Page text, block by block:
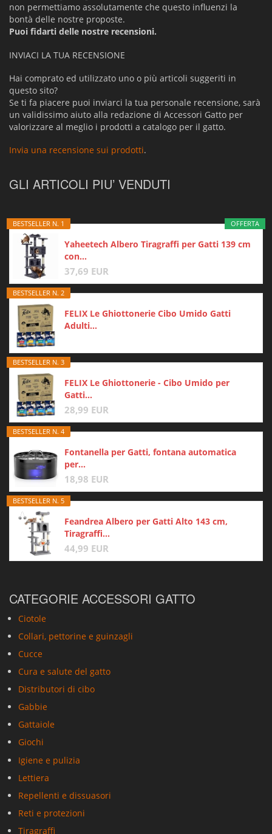
non permettiamo assolutamente che questo influenzi la
bontà delle nostre proposte.
Puoi fidarti delle nostre recensioni.
INVIACI LA TUA RECENSIONE
Hai comprato ed utilizzato uno o più articoli suggeriti in
questo sito?
Se ti fa piacere puoi inviarci la tua personale recensione, sarà
un validissimo aiuto alla redazione di Accessori Gatto per
valorizzare al meglio i prodotti a catalogo per il gatto.
Invia una recensione sui prodotti.
GLI ARTICOLI PIU’ VENDUTI
OFFERTA
BESTSELLER N. 1
Yaheetech Albero Tiragraffi per Gatti 139 cm
con...
37,69 EUR
BESTSELLER N. 2
FELIX Le Ghiottonerie Cibo Umido Gatti
Adulti...
BESTSELLER N. 3
FELIX Le Ghiottonerie - Cibo Umido per
Gatti...
28,99 EUR
BESTSELLER N. 4
Fontanella per Gatti, fontana automatica
per...
18,98 EUR
BESTSELLER N. 5
Feandrea Albero per Gatti Alto 143 cm,
Tiragraffi...
44,99 EUR
CATEGORIE ACCESSORI GATTO
Ciotole
Collari, pettorine e guinzagli
Cucce
Cura e salute del gatto
Distributori di cibo
Gabbie
Gattaiole
Giochi
Igiene e pulizia
Lettiera
Repellenti e dissuasori
Reti e protezioni
Tiragraffi